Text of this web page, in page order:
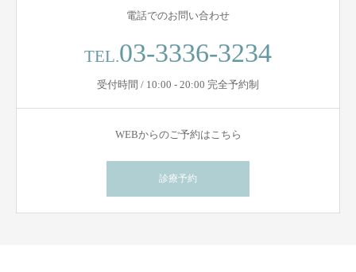
電話でのお問い合わせ
TEL.03-3336-3234
受付時間 / 10:00 - 20:00 完全予約制
WEBからのご予約はこちら
診療予約